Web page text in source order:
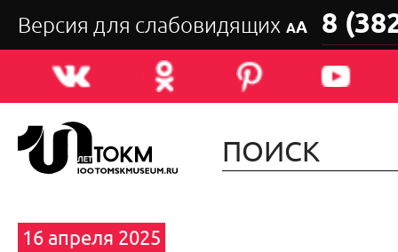
Версия для слабовидящих АА 8
16 апреля 2025